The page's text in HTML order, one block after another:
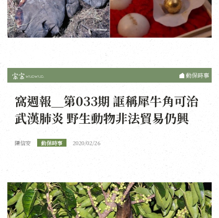
動保時事
窩週報＿第033期 誆稱犀牛角可治
武漢肺炎 野生動物非法貿易仍興
陳信安 動保時事 2020/02/26